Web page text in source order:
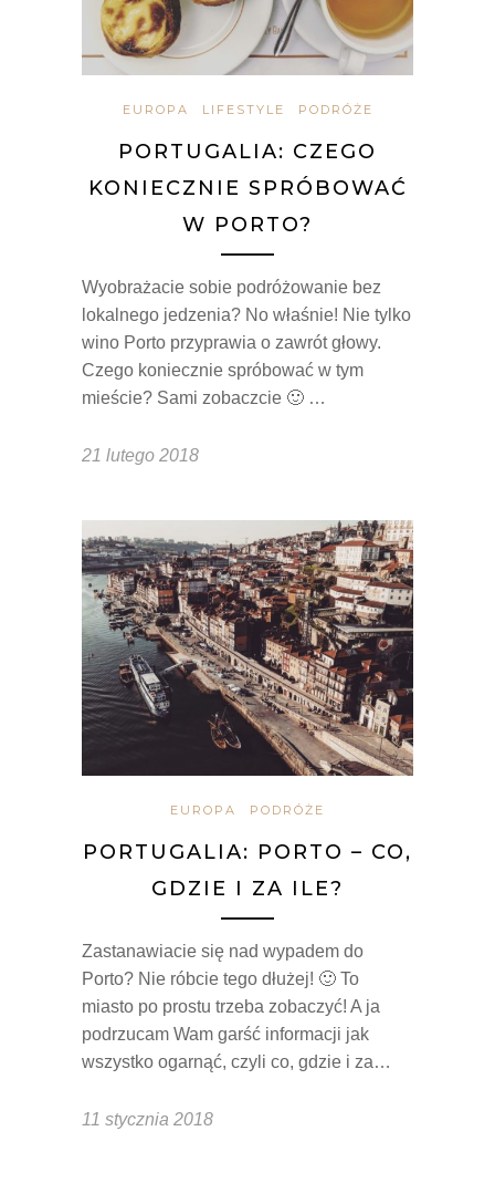
EUROPA LIFESTYLE PODRÓŻE
PORTUGALIA: CZEGO
KONIECZNIE SPRÓBOWAĆ
W PORTO?
Wyobrażacie sobie podróżowanie bez
lokalnego jedzenia? No właśnie! Nie tylko
wino Porto przyprawia o zawrót głowy.
Czego koniecznie spróbować w tym
mieście? Sami zobaczcie 🙂 …
21 lutego 2018
EUROPA PODRÓŻE
PORTUGALIA: PORTO – CO,
GDZIE I ZA ILE?
Zastanawiacie się nad wypadem do
Porto? Nie róbcie tego dłużej! 🙂 To
miasto po prostu trzeba zobaczyć! A ja
podrzucam Wam garść informacji jak
wszystko ogarnąć, czyli co, gdzie i za…
11 stycznia 2018